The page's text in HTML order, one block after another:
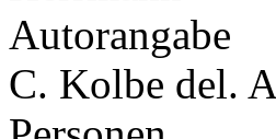
Autorangabe
C. Kolbe del.